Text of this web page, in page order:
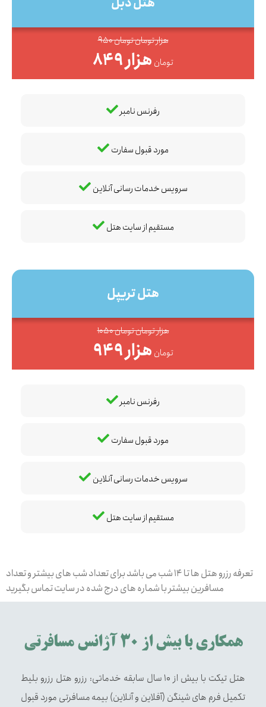
950 هزار تومان تومان
849 هزار تومان
رفرنس نامبر
مورد قبول سفارت
سرویس خدمات رسانی آنلاین
مستقیم از سایت هتل
هتل تریپل
1050 هزار تومان تومان
949 هزار تومان
رفرنس نامبر
مورد قبول سفارت
سرویس خدمات رسانی آنلاین
مستقیم از سایت هتل
تعرفه رزرو هتل ها تا 14 شب می باشد برای تعداد شب های بیشتر و تعداد
مسافرین بیشتر با شماره های درج شده در سایت تماس بگیرید
همکاری با بیش از 30 آژانس مسافرتی
هتل تیکت با بیش از 10 سال سابقه خدماتی: رزرو هتل رزرو بلیط
تکمیل فرم های شینگن (آفلاین و آنلاین) بیمه مسافرتی مورد قبول